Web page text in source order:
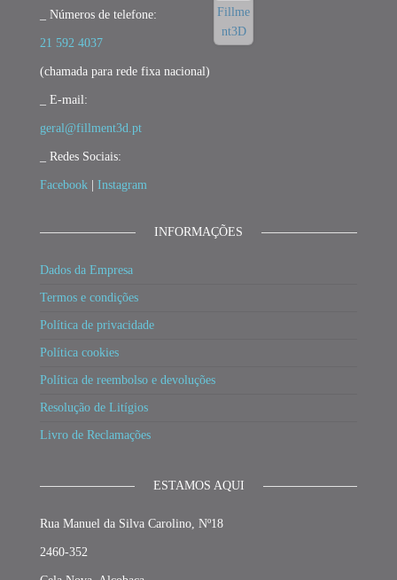
_ Números de telefone:
21 592 4037
(chamada para rede fixa nacional)
_ E-mail:
geral@fillment3d.pt
_ Redes Sociais:
Facebook Instagram
INFORMAÇÕES
Dados da Empresa
Termos e condições
Política de privacidade
Política cookies
Política de reembolso e devoluções
Resolução de Litígios
Livro de Reclamações
ESTAMOS AQUI
Rua Manuel da Silva Carolino, Nº18
2460-352